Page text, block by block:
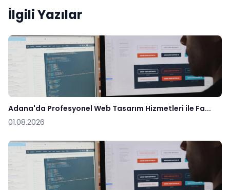
İlgili Yazılar
Adana'da Profesyonel Web Tasarım Hizmetleri ile Fa...
01.08.2026